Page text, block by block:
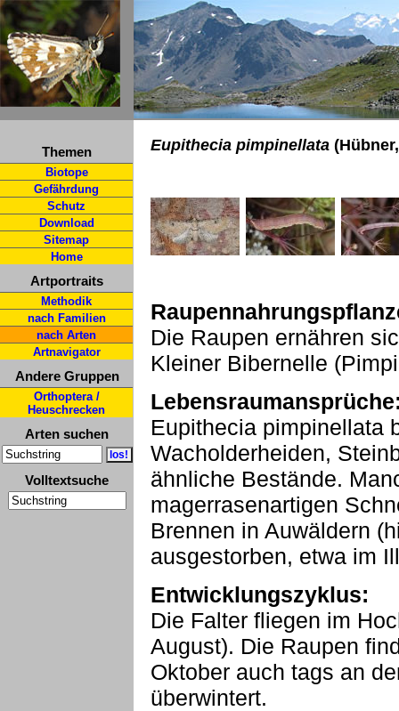
Themen
Biotope
Gefährdung
Schutz
Download
Sitemap
Home
Artportraits
Methodik
nach Familien
nach Arten
Artnavigator
Andere Gruppen
Orthoptera /
Heuschrecken
Arten suchen
Volltextsuche
Eupithecia pimpinellata
Die Raupen ernähren
Kleiner Bibernelle
Eupithecia pimpinellata
Wacholderheiden,
ähnliche Bestände.
magerrasenartigen
Brennen in Auwäldern
ausgestorben, etwa im
Entwicklungszyklus:
Die Falter fliegen im
August). Die Raupen
Oktober auch tags an
überwintert.